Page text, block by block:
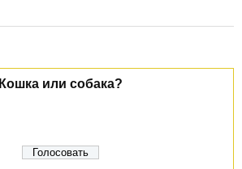
Кошка или собака?